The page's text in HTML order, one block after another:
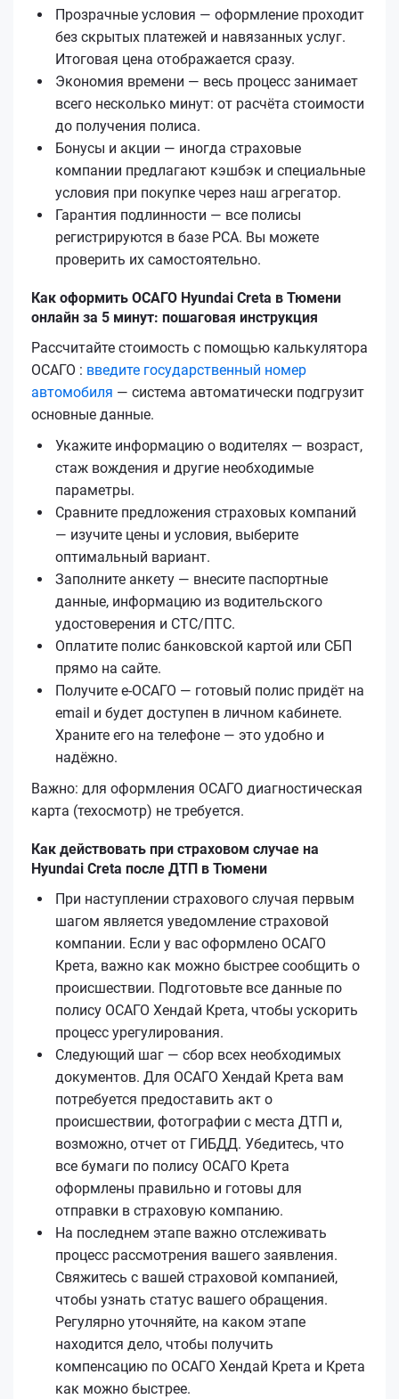
Прозрачные условия — оформление проходит
без скрытых платежей и навязанных услуг.
Итоговая цена отображается сразу.
Экономия времени — весь процесс занимает
всего несколько минут: от расчёта стоимости
до получения полиса.
Бонусы и акции — иногда страховые
компании предлагают кэшбэк и специальные
условия при покупке через наш агрегатор.
Гарантия подлинности — все полисы
регистрируются в базе РСА. Вы можете
проверить их самостоятельно.
Как оформить ОСАГО Hyundai Creta в Тюмени
онлайн за 5 минут: пошаговая инструкция
Рассчитайте стоимость с помощью калькулятора
ОСАГО : введите государственный номер
автомобиля — система автоматически подгрузит
основные данные.
Укажите информацию о водителях — возраст,
стаж вождения и другие необходимые
параметры.
Сравните предложения страховых компаний
— изучите цены и условия, выберите
оптимальный вариант.
Заполните анкету — внесите паспортные
данные, информацию из водительского
удостоверения и СТС/ПТС.
Оплатите полис банковской картой или СБП
прямо на сайте.
Получите е‑ОСАГО — готовый полис придёт на
email и будет доступен в личном кабинете.
Храните его на телефоне — это удобно и
надёжно.
Важно: для оформления ОСАГО диагностическая
карта (техосмотр) не требуется.
Как действовать при страховом случае на
Hyundai Creta после ДТП в Тюмени
При наступлении страхового случая первым
шагом является уведомление страховой
компании. Если у вас оформлено ОСАГО
Кретa, важно как можно быстрее сообщить о
происшествии. Подготовьте все данные по
полису ОСАГО Хендай Кретa, чтобы ускорить
процесс урегулирования.
Следующий шаг — сбор всех необходимых
документов. Для ОСАГО Хендай Кретa вам
потребуется предоставить акт о
происшествии, фотографии с места ДТП и,
возможно, отчет от ГИБДД. Убедитесь, что
все бумаги по полису ОСАГО Кретa
оформлены правильно и готовы для
отправки в страховую компанию.
На последнем этапе важно отслеживать
процесс рассмотрения вашего заявления.
Свяжитесь с вашей страховой компанией,
чтобы узнать статус вашего обращения.
Регулярно уточняйте, на каком этапе
находится дело, чтобы получить
компенсацию по ОСАГО Хендай Кретa и Кретa
как можно быстрее.